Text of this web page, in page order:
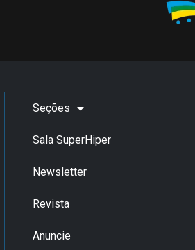
Seções
Sala SuperHiper
Newsletter
Revista
Anuncie